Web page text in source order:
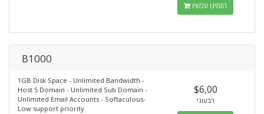
הזמינו עכשיו
B1000
1GB Disk Space - Unlimited Bandwidth -
Host 5 Domain - Unlimited Sub Domain -
Unlimited Email Accounts - Softaculous-
Low support priority
$6,00
רבעוני